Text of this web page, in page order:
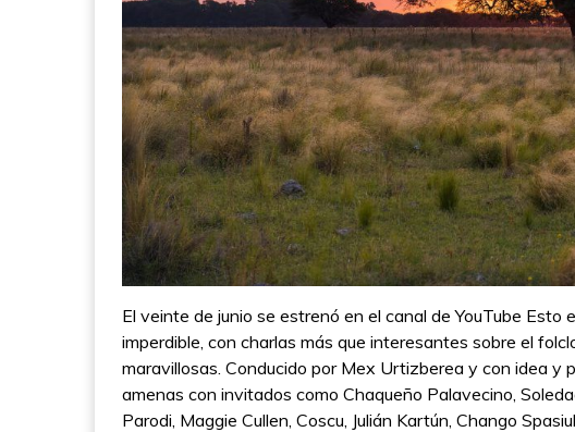
El veinte de junio se estrenó en el canal de YouTube Esto
imperdible, con charlas más que interesantes sobre el
maravillosas. Conducido por Mex Urtizberea y con idea y
amenas con invitados como Chaqueño Palavecino,
Parodi, Maggie Cullen, Coscu, Julián Kartún, Chango